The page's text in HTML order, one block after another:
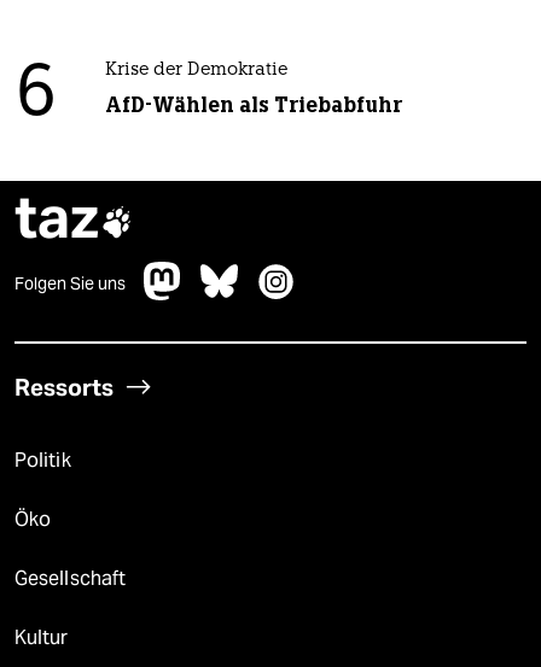
6 Krise der Demokratie
AfD-Wählen als Triebabfuhr
taz
Folgen Sie uns
Ressorts
Politik
Öko
Gesellschaft
Kultur